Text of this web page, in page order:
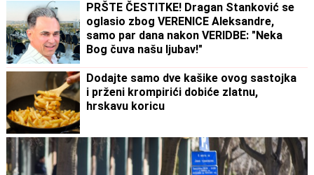
PRŠTE ČESTITKE! Dragan Stanković se
oglasio zbog VERENICE Aleksandre,
samo par dana nakon VERIDBE: "Neka
Bog čuva našu ljubav!"
Dodajte samo dve kašike ovog sastojka
i prženi krompirići dobiće zlatnu,
hrskavu koricu